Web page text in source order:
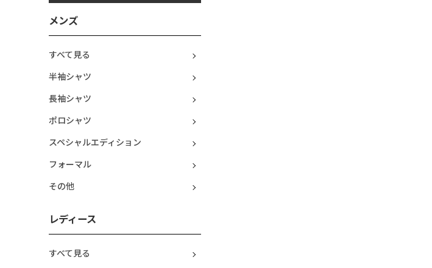
メンズ
すべて見る
半袖シャツ
長袖シャツ
ポロシャツ
スペシャルエディション
フォーマル
その他
レディース
すべて見る